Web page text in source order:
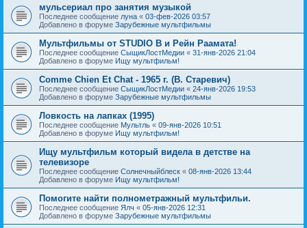
мульсериал про занятия музыкой
Последнее сообщение луна « 03-фев-2026 03:57
Добавлено в форуме Зарубежные мультфильмы
Мультфильмы от STUDIO B и Рейн Раамата!
Последнее сообщение СыщикЛостМедии « 31-янв-2026 21:04
Добавлено в форуме Ищу мультфильм!
Comme Chien Et Chat - 1965 г. (В. Старевич)
Последнее сообщение СыщикЛостМедии « 24-янв-2026 19:53
Добавлено в форуме Зарубежные мультфильмы
Ловкость на лапках (1995)
Последнее сообщение Мультль « 09-янв-2026 10:51
Добавлено в форуме Ищу мультфильм!
Ищу мультфильм который видела в детстве на
телевизоре
Последнее сообщение Солнечныйблеск « 08-янв-2026 13:44
Добавлено в форуме Ищу мультфильм!
Помогите найти полнометражный мультфильи.
Последнее сообщение Ялч « 05-янв-2026 12:31
Добавлено в форуме Зарубежные мультфильмы